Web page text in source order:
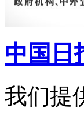
中国日
我们提